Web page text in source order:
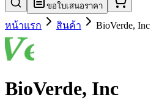
ขอใบเสนอราคา
หน้าแรก สินค้า BioVerde, Inc
BioVerde, Inc